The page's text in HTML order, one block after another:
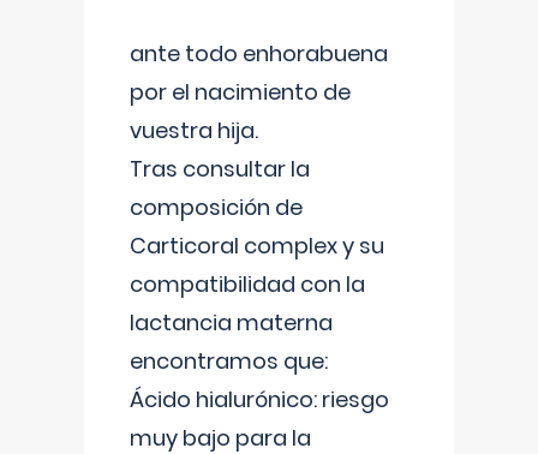
ante todo enhorabuena
por el nacimiento de
vuestra hija.
Tras consultar la
composición de
Carticoral complex y su
compatibilidad con la
lactancia materna
encontramos que:
Ácido hialurónico: riesgo
muy bajo para la